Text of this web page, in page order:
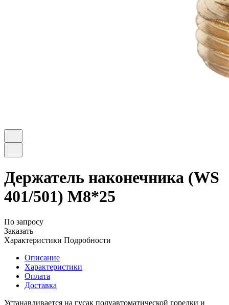
Держатель наконечника (WS
401/501) М8*25
По запросу
Заказать
Характеристики Подробности
Описание
Характеристики
Оплата
Доставка
Устанавливается на гусак полуавтоматической горелки и